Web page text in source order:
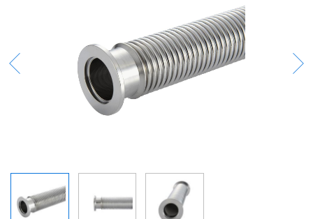
ダウンロードする
※新規会員登録をお申し込み頂いてから本登録となるまで、数日間かかる場合
があります。また当社の判断によりお断りする場合があります。